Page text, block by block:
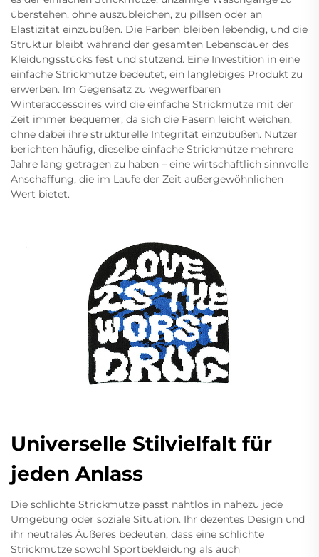
überstehen, ohne auszubleichen, zu pillsen oder an
Elastizität einzubüßen. Die Farben bleiben lebendig, und die
Struktur bleibt während der gesamten Lebensdauer des
Kleidungsstücks fest und stützend. Eine Investition in eine
einfache Strickmütze bedeutet, ein langlebiges Produkt zu
erwerben. Im Gegensatz zu wegwerfbaren
Winteraccessoires wird die einfache Strickmütze mit der
Zeit immer bequemer, da sich die Fasern leicht weichen,
ohne dabei ihre strukturelle Integrität einzubüßen. Nutzer
berichten häufig, dieselbe einfache Strickmütze mehrere
Jahre lang getragen zu haben – eine wirtschaftlich sinnvolle
Anschaffung, die im Laufe der Zeit außergewöhnlichen
Wert bietet.
Universelle Stilvielfalt für
jeden Anlass
Die schlichte Strickmütze passt nahtlos in nahezu jede
Umgebung oder soziale Situation. Ihr dezentes Design und
ihr neutrales Äußeres bedeuten, dass eine schlichte
Strickmütze sowohl Sportbekleidung als auch